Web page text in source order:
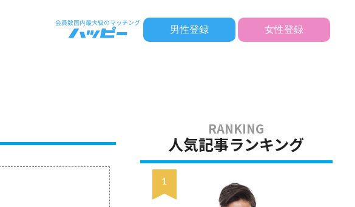
男性登録 女性登録
人気記事ランキング